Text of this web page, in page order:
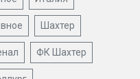
Шахтер
ФК Шахтер